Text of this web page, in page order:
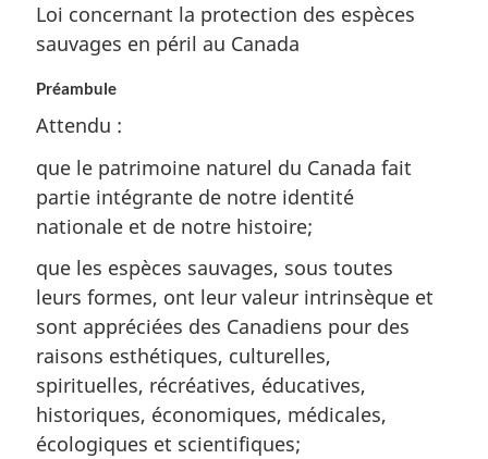
Loi concernant la protection des espèces
sauvages en péril au Canada
Préambule
Attendu :
que le patrimoine naturel du Canada fait
partie intégrante de notre identité
nationale et de notre histoire;
que les espèces sauvages, sous toutes
leurs formes, ont leur valeur intrinsèque et
sont appréciées des Canadiens pour des
raisons esthétiques, culturelles,
spirituelles, récréatives, éducatives,
historiques, économiques, médicales,
écologiques et scientifiques;